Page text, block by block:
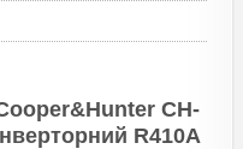
CH-
R410A